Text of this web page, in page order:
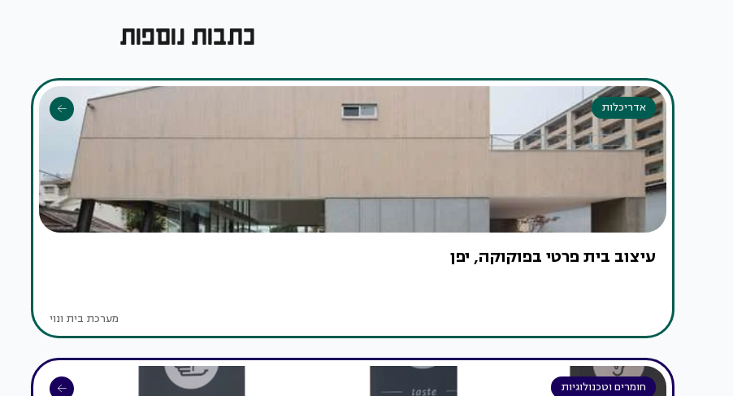
כתבות נוספות
אדריכלות
עיצוב בית פרטי בפוקוקה, יפן
מערכת בית ונוי
חומרים וטכנולוגיות